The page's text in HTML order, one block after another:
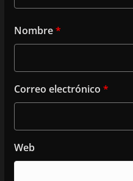
Nombre*
Correo electrónico *
Web